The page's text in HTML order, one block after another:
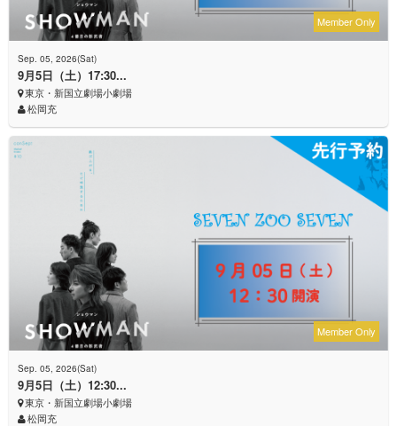
Member Only
Sep. 05, 2026(Sat)
9月5日（土）17:30...
東京・新国立劇場小劇場
松岡充
Member Only
Sep. 05, 2026(Sat)
9月5日（土）12:30...
東京・新国立劇場小劇場
松岡充